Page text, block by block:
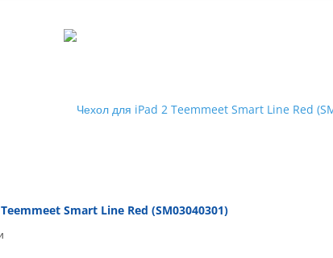
Smart Line Red (SM03040301)